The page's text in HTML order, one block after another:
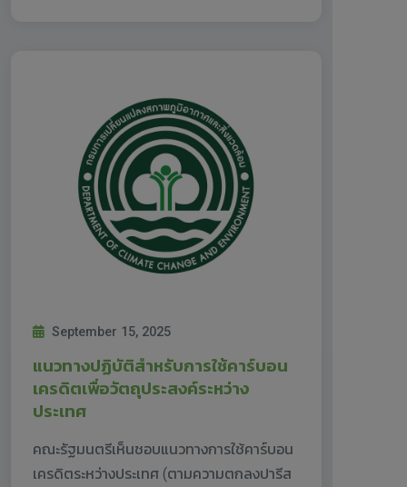
September 15, 2025
แนวทางปฏิบัติสำหรับการใช้คาร์บอน
เครดิตเพื่อวัตถุประสงค์ระหว่าง
ประเทศ
คณะรัฐมนตรีเห็นชอบแนวทางการใช้คาร์บอน
เครดิตระหว่างประเทศ (ตามความตกลงปารีส